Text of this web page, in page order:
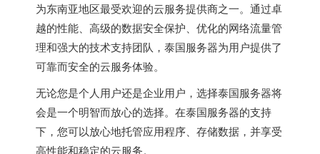
为东南亚地区最受欢迎的云服务提供商之一。通过卓
越的性能、高级的数据安全保护、优化的网络流量管
理和强大的技术支持团队，泰国服务器为用户提供了
可靠而安全的云服务体验。
无论您是个人用户还是企业用户，选择泰国服务器将
会是一个明智而放心的选择。在泰国服务器的支持
下，您可以放心地托管应用程序、存储数据，并享受
高性能和稳定的云服务。